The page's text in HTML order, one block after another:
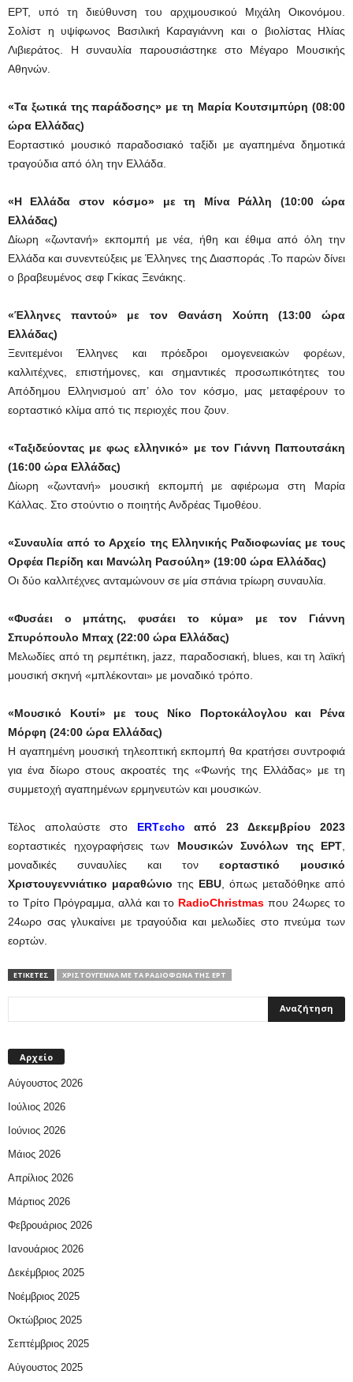
ΕΡΤ, υπό τη διεύθυνση του αρχιμουσικού Μιχάλη Οικονόμου.
Σολίστ η υψίφωνος Βασιλική Καραγιάννη και ο βιολίστας Ηλίας
Λιβιεράτος. Η συναυλία παρουσιάστηκε στο Μέγαρο Μουσικής
Αθηνών.
«Τα ξωτικά της παράδοσης» με τη Μαρία Κουτσιμπύρη (08:00
ώρα Ελλάδας)
Εορταστικό μουσικό παραδοσιακό ταξίδι με αγαπημένα δημοτικά
τραγούδια από όλη την Ελλάδα.
«Η Ελλάδα στον κόσμο» με τη Μίνα Ράλλη (10:00 ώρα
Ελλάδας)
Δίωρη «ζωντανή» εκπομπή με νέα, ήθη και έθιμα από όλη την
Ελλάδα και συνεντεύξεις με Έλληνες της Διασποράς .Το παρών δίνει
ο βραβευμένος σεφ Γκίκας Ξενάκης.
«Έλληνες παντού» με τον Θανάση Χούπη (13:00 ώρα
Ελλάδας)
Ξενιτεμένοι Έλληνες και πρόεδροι ομογενειακών φορέων,
καλλιτέχνες, επιστήμονες, και σημαντικές προσωπικότητες του
Απόδημου Ελληνισμού απ’ όλο τον κόσμο, μας μεταφέρουν το
εορταστικό κλίμα από τις περιοχές που ζουν.
«Ταξιδεύοντας με φως ελληνικό» με τον Γιάννη Παπουτσάκη
(16:00 ώρα Ελλάδας)
Δίωρη «ζωντανή» μουσική εκπομπή με αφιέρωμα στη Μαρία
Κάλλας. Στο στούντιο ο ποιητής Ανδρέας Τιμοθέου.
«Συναυλία από το Αρχείο της Ελληνικής Ραδιοφωνίας με τους
Ορφέα Περίδη και Μανώλη Ρασούλη» (19:00 ώρα Ελλάδας)
Οι δύο καλλιτέχνες ανταμώνουν σε μία σπάνια τρίωρη συναυλία.
«Φυσάει ο μπάτης, φυσάει το κύμα» με τον Γιάννη
Σπυρόπουλο Μπαχ (22:00 ώρα Ελλάδας)
Μελωδίες από τη ρεμπέτικη, jazz, παραδοσιακή, blues, και τη λαϊκή
μουσική σκηνή «μπλέκονται» με μοναδικό τρόπο.
«Μουσικό Κουτί» με τους Νίκο Πορτοκάλογλου και Ρένα
Μόρφη (24:00 ώρα Ελλάδας)
Η αγαπημένη μουσική τηλεοπτική εκπομπή θα κρατήσει συντροφιά
για ένα δίωρο στους ακροατές της «Φωνής της Ελλάδας» με τη
συμμετοχή αγαπημένων ερμηνευτών και μουσικών.
Τέλος απολαύστε στο ERTεcho
από 23 Δεκεμβρίου 2023
εορταστικές ηχογραφήσεις των Μουσικών Συνόλων της ΕΡΤ
μοναδικές συναυλίες και τον εορταστικό μουσικό
Χριστουγεννιάτικο μαραθώνιο της EBU , όπως μεταδόθηκε από
το Τρίτο Πρόγραμμα, αλλά και το RadioChristmas που 24ωρες το
24ωρο σας γλυκαίνει με τραγούδια και μελωδίες στο πνεύμα των
εορτών.
ΕΤΙΚΕΤΕΣ ΧΡΙΣΤΟΎΓΕΝΝΑ ΜΕ ΤΑ ΡΑΔΙΌΦΩΝΑ ΤΗΣ ΕΡΤ
Αρχείο
Αύγουστος 2026
Ιούλιος 2026
Ιούνιος 2026
Μάιος 2026
Απρίλιος 2026
Μάρτιος 2026
Φεβρουάριος 2026
Ιανουάριος 2026
Δεκέμβριος 2025
Νοέμβριος 2025
Οκτώβριος 2025
Σεπτέμβριος 2025
Αύγουστος 2025